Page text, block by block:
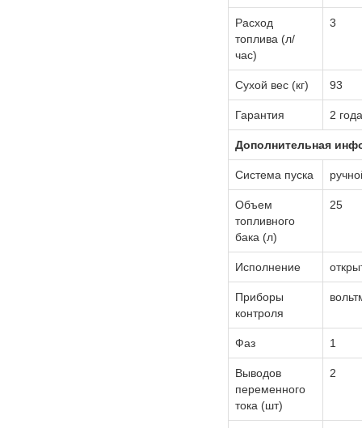
Расход
топлива (л/
час)
3
Сухой вес (кг) 93
Гарантия 2
Дополнительная
Система пуска
Объем
топливного
бака (л)
25
Исполнение
Приборы
контроля
Фаз 1
Выводов
переменного
тока (шт)
2